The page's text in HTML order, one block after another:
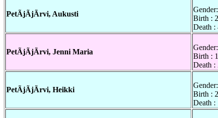
PetÃjÃjÃrvi, Aukusti
Birth :
Death :
PetÃjÃjÃrvi, Jenni Maria
Birth :
Death :
PetÃjÃjÃrvi, Heikki
Birth :
Death :